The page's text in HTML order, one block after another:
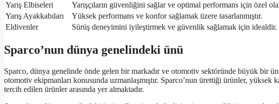
Yarış Elbiseleri
Yarışçıların güvenliğini sağlar ve optimal performans için özel
Yarış Ayakkabıları
Yüksek performans ve konfor sağlamak üzere tasarlanmıştır.
Eldivenler
Sürüş deneyimini iyileştirmek ve güvenlik sağlamak için idealdir.
Sparco’nun dünya genelindeki ünü
Sparco, dünya genelinde önde gelen bir markadır ve otomotiv sektöründe büyük bir
otomotiv ekipmanları konusunda uzmanlaşmıştır. Sparco’nun ürettiği ürünler, yüksek
tercih edilen ürünler arasında yer almaktadır.